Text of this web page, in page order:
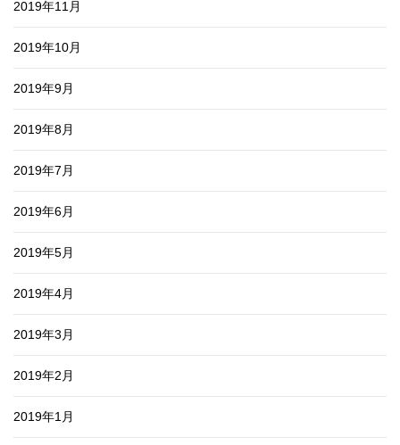
2019年11月
2019年10月
2019年9月
2019年8月
2019年7月
2019年6月
2019年5月
2019年4月
2019年3月
2019年2月
2019年1月